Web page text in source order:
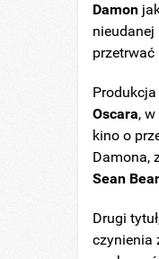
Damon
Oscara,
kino o
Damona,
Sean
Drugi
czynienia